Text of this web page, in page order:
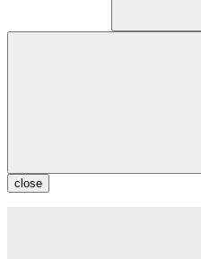
close